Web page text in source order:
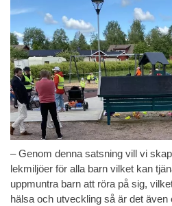
– Genom denna satsning vill vi
lekmiljöer för alla barn vilket kan
uppmuntra barn att röra på sig,
hälsa och utveckling så är det